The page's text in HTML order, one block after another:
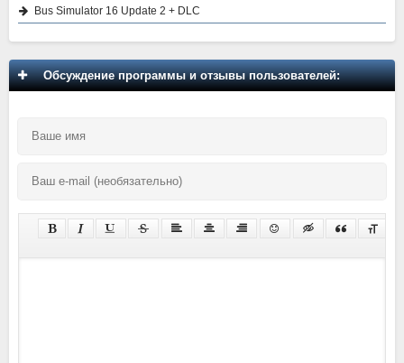
Bus Simulator 16 Update 2 + DLC
Обсуждение программы и отзывы пользователей: